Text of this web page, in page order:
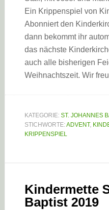
Ein Krippenspiel von
Abonniert den
dann bekommt ihr
das nächste
auch alle bisherigen
Weihnachtszeit. Wir
KATEGORIE: ST. JOHANNES
STICHWORTE:ADVENT,
KRIPPENSPIEL
Kindermette
Baptist 2019